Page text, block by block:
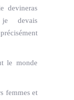
devineras
devais
le monde
femmes et